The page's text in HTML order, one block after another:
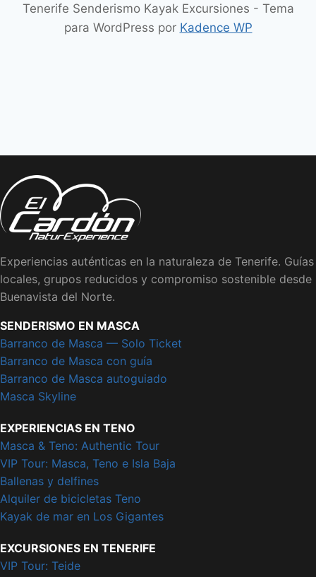
Tenerife Senderismo Kayak Excursiones - Tema
para WordPress por Kadence WP
Experiencias auténticas en la naturaleza de Tenerife. Guías
locales, grupos reducidos y compromiso sostenible desde
Buenavista del Norte.
SENDERISMO EN MASCA
Barranco de Masca — Solo Ticket
Barranco de Masca con guía
Barranco de Masca autoguiado
Masca Skyline
EXPERIENCIAS EN TENO
Masca & Teno: Authentic Tour
VIP Tour: Masca, Teno e Isla Baja
Ballenas y delfines
Alquiler de bicicletas Teno
Kayak de mar en Los Gigantes
EXCURSIONES EN TENERIFE
VIP Tour: Teide